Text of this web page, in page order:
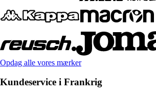
Opdag alle vores mærker
Kundeservice i Frankrig